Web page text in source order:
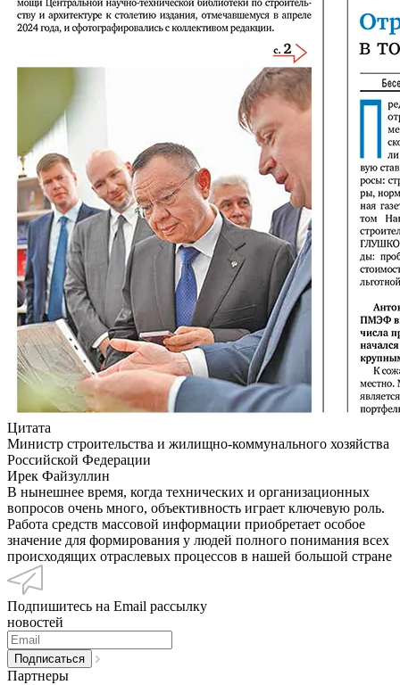
Цитата
Министр строительства и жилищно-коммунального хозяйства
Российской Федерации
Ирек Файзуллин
В нынешнее время, когда технических и организационных
вопросов очень много, объективность играет ключевую роль.
Работа средств массовой информации приобретает особое
значение для формирования у людей полного понимания всех
происходящих отраслевых процессов в нашей большой стране
Подпишитесь на Email рассылку
новостей
Партнеры